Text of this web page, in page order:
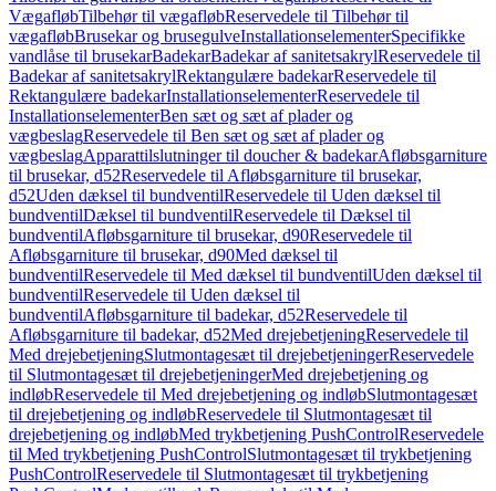
VægafløbTilbehør til vægafløbReservedele til Tilbehør til
vægafløbBrusekar og brusegulveInstallationselementerSpecifikke
vandlåse til brusekarBadekarBadekar af sanitetsakrylReservedele til
Badekar af sanitetsakrylRektangulære badekarReservedele til
Rektangulære badekarInstallationselementerReservedele til
InstallationselementerBen sæt og sæt af plader og
vægbeslagReservedele til Ben sæt og sæt af plader og
vægbeslagApparattilslutninger til doucher & badekarAfløbsgarniture
til brusekar, d52Reservedele til Afløbsgarniture til brusekar,
d52Uden dæksel til bundventilReservedele til Uden dæksel til
bundventilDæksel til bundventilReservedele til Dæksel til
bundventilAfløbsgarniture til brusekar, d90Reservedele til
Afløbsgarniture til brusekar, d90Med dæksel til
bundventilReservedele til Med dæksel til bundventilUden dæksel til
bundventilReservedele til Uden dæksel til
bundventilAfløbsgarniture til badekar, d52Reservedele til
Afløbsgarniture til badekar, d52Med drejebetjeningReservedele til
Med drejebetjeningSlutmontagesæt til drejebetjeningerReservedele
til Slutmontagesæt til drejebetjeningerMed drejebetjening og
indløbReservedele til Med drejebetjening og indløbSlutmontagesæt
til drejebetjening og indløbReservedele til Slutmontagesæt til
drejebetjening og indløbMed trykbetjening PushControlReservedele
til Med trykbetjening PushControlSlutmontagesæt til trykbetjening
PushControlReservedele til Slutmontagesæt til trykbetjening